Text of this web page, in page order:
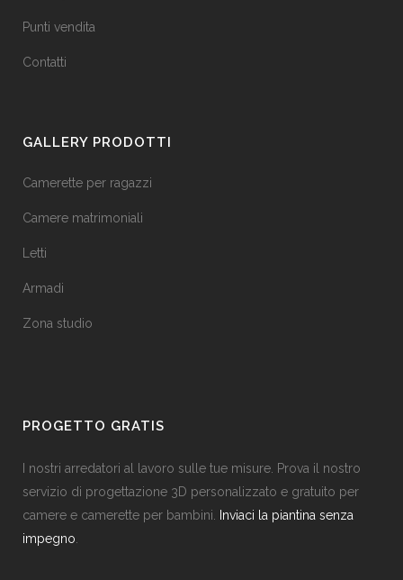
Punti vendita
Contatti
GALLERY PRODOTTI
Camerette per ragazzi
Camere matrimoniali
Letti
Armadi
Zona studio
PROGETTO GRATIS
I nostri arredatori al lavoro sulle tue misure. Prova il nostro
servizio di progettazione 3D personalizzato e gratuito per
camere e camerette per bambini.
Inviaci la piantina senza
impegno